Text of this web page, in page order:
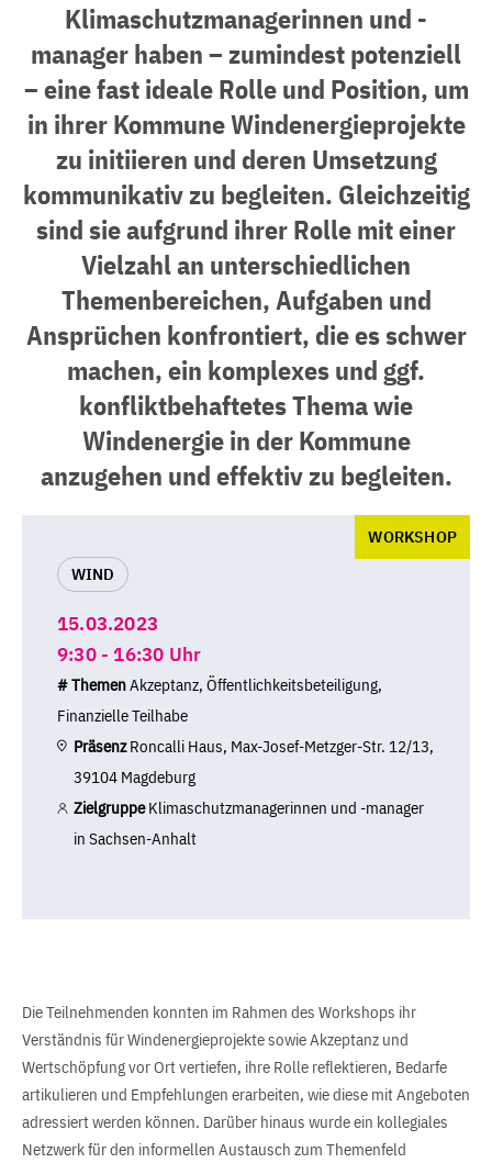
Klimaschutzmanagerinnen und -
manager haben – zumindest potenziell
– eine fast ideale Rolle und Position, um
in ihrer Kommune Windenergieprojekte
zu initiieren und deren Umsetzung
kommunikativ zu begleiten. Gleichzeitig
sind sie aufgrund ihrer Rolle mit einer
Vielzahl an unterschiedlichen
Themenbereichen, Aufgaben und
Ansprüchen konfrontiert, die es schwer
machen, ein komplexes und ggf.
konfliktbehaftetes Thema wie
Windenergie in der Kommune
anzugehen und effektiv zu begleiten.
WORKSHOP
WIND
15.03.2023
9:30 - 16:30 Uhr
# ThemenAkzeptanz, Öffentlichkeitsbeteiligung,
Finanzielle Teilhabe
PräsenzRoncalli Haus, Max-Josef-Metzger-Str. 12/13,
39104 Magdeburg
ZielgruppeKlimaschutzmanagerinnen und -manager
in Sachsen-Anhalt
Die Teilnehmenden konnten im Rahmen des Workshops ihr
Verständnis für Windenergieprojekte sowie Akzeptanz und
Wertschöpfung vor Ort vertiefen, ihre Rolle reflektieren, Bedarfe
artikulieren und Empfehlungen erarbeiten, wie diese mit Angeboten
adressiert werden können. Darüber hinaus wurde ein kollegiales
Netzwerk für den informellen Austausch zum Themenfeld